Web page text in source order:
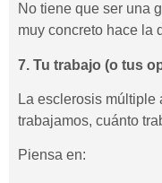
No tiene que ser una
muy concreto hace la
7. Tu trabajo (o tus
La esclerosis múltiple
trabajamos, cuánto
Piensa en: